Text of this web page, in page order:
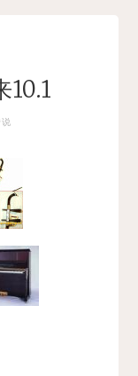
10.1